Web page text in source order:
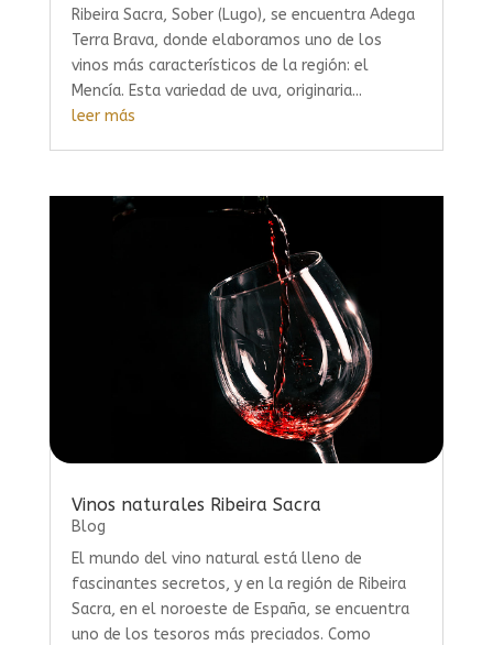
Ribeira Sacra, Sober (Lugo), se encuentra Adega
Terra Brava, donde elaboramos uno de los
vinos más característicos de la región: el
Mencía. Esta variedad de uva, originaria...
leer más
Vinos naturales Ribeira Sacra
Blog
El mundo del vino natural está lleno de
fascinantes secretos, y en la región de Ribeira
Sacra, en el noroeste de España, se encuentra
uno de los tesoros más preciados. Como